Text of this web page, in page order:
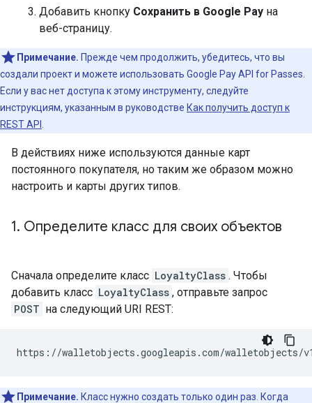
Добавить кнопку Сохранить в Google Pay на
веб-страницу.
Примечание. Прежде чем продолжить, убедитесь, что вы
создали проект и можете использовать Google Pay API for Passes.
Если у вас нет доступа к этому инструменту, следуйте
инструкциям, указанным в руководстве Как получить доступ к
REST API
В действиях ниже используются данные карт
постоянного покупателя, но таким же образом можно
настроить и карты других типов.
1. Определите класс для своих объектов
Сначала определите класс LoyaltyClass . Чтобы
добавить класс LoyaltyClass , отправьте запрос
POST на следующий URI REST:
https://walletobjects.googleapis.com/walletobjects/
Примечание. Класс нужно создать только один раз. Когда